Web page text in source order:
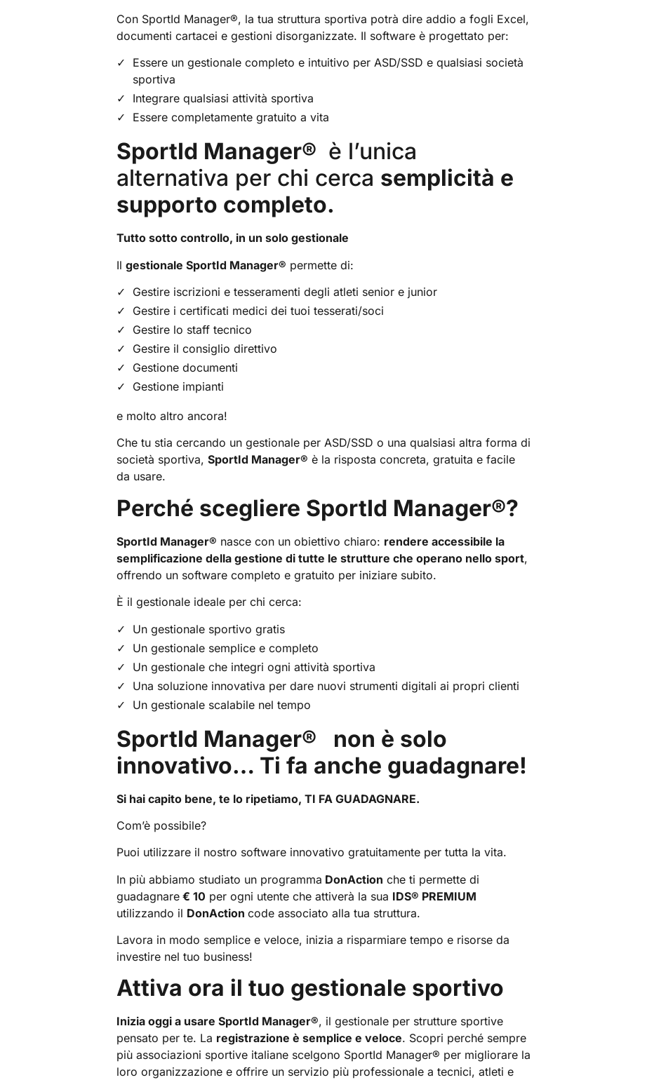
Con SportId Manager®, la tua struttura sportiva potrà dire addio a fogli Excel,
documenti cartacei e gestioni disorganizzate. Il software è progettato per:
Essere un gestionale completo e intuitivo per ASD/SSD e qualsiasi società
sportiva
Integrare qualsiasi attività sportiva
Essere completamente gratuito a vita
SportId Manager® è l’unica
alternativa per chi cerca semplicità e
supporto completo.
Tutto sotto controllo, in un solo gestionale
Ilgestionale SportId Manager® permette di:
Gestire iscrizioni e tesseramenti degli atleti senior e junior
Gestire i certificati medici dei tuoi tesserati/soci
Gestire lo staff tecnico
Gestire il consiglio direttivo
Gestione documenti
Gestione impianti
e molto altro ancora!
Che tu stia cercando un gestionale per ASD/SSD o una qualsiasi altra forma di
società sportiva,SportId Manager® è la risposta concreta, gratuita e facile
da usare.
Perché scegliere SportId Manager®?
SportId Manager® nasce con un obiettivo chiaro: rendere accessibile la
semplificazione della gestione di tutte le strutture che operano nello sport,
offrendo un software completo e gratuito per iniziare subito.
È il gestionale ideale per chi cerca:
Un gestionale sportivo gratis
Un gestionale semplice e completo
Un gestionale che integri ogni attività sportiva
Una soluzione innovativa per dare nuovi strumenti digitali ai propri clienti
Un gestionale scalabile nel tempo
SportId Manager® non è solo
innovativo… Ti fa anche guadagnare!
Si hai capito bene, te lo ripetiamo, TI FA GUADAGNARE.
Com’è possibile?
Puoi utilizzare il nostro software innovativo gratuitamente per tutta la vita.
In più abbiamo studiato un programma DonAction che ti permette di
guadagnare € 10 per ogni utente che attiverà la sua IDS® PREMIUM
utilizzando il DonActioncode associato alla tua struttura.
Lavora in modo semplice e veloce, inizia a risparmiare tempo e risorse da
investire nel tuo business!
Attiva ora il tuo gestionale sportivo
Inizia oggi a usare SportId Manager®, il gestionale per strutture sportive
pensato per te. La registrazione è semplice e veloce. Scopri perché sempre
più associazioni sportive italiane scelgono SportId Manager® per migliorare la
loro organizzazione e offrire un servizio più professionale a tecnici, atleti e